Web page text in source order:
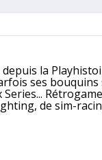
la
ses
de sim-